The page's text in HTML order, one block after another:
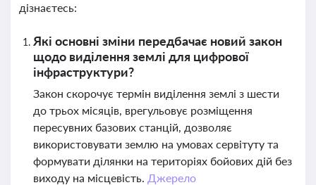
дізнаєтесь:
Які основні зміни передбачає новий закон
щодо виділення землі для цифрової
інфраструктури?
Закон скорочує термін виділення землі з шести
до трьох місяців, врегульовує розміщення
пересувних базових станцій, дозволяє
використовувати землю на умовах сервітуту та
формувати ділянки на територіях бойових дій без
виходу на місцевість. Джерело